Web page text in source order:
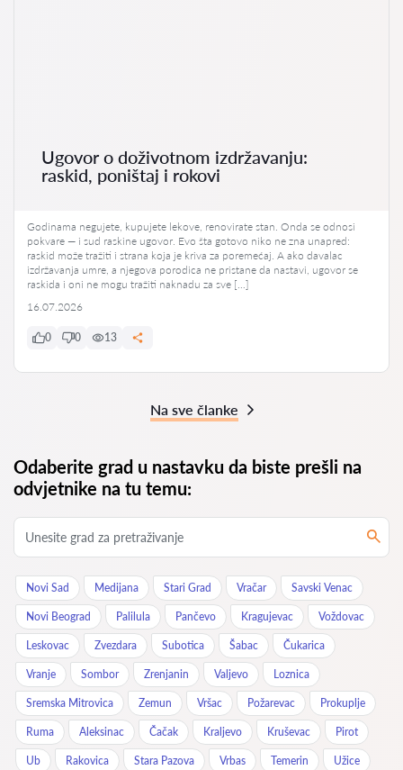
Ugovor o doživotnom izdržavanju:
raskid, poništaj i rokovi
Godinama negujete, kupujete lekove, renovirate stan. Onda se odnosi
pokvare — i sud raskine ugovor. Evo šta gotovo niko ne zna unapred:
raskid može tražiti i strana koja je kriva za poremećaj. A ako davalac
izdržavanja umre, a njegova porodica ne pristane da nastavi, ugovor se
raskida i oni ne mogu tražiti naknadu za sve […]
16.07.2026
0 0 13
Na sve članke
Odaberite grad u nastavku da biste prešli na
odvjetnike na tu temu:
Novi Sad Medijana Stari Grad Vračar Savski Venac
Novi Beograd Palilula Pančevo Kragujevac Voždovac
Leskovac Zvezdara Subotica Šabac Čukarica
Vranje Sombor Zrenjanin Valjevo Loznica
Sremska Mitrovica Zemun Vršac Požarevac Prokuplje
Ruma Aleksinac Čačak Kraljevo Kruševac Pirot
Ub Rakovica Stara Pazova Vrbas Temerin Užice